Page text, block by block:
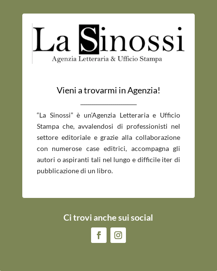
Vieni a trovarmi in Agenzia!
“La Sinossi” è un’Agenzia Letteraria e Ufficio
Stampa che, avvalendosi di professionisti nel
settore editoriale e grazie alla collaborazione
con numerose case editrici, accompagna gli
autori o aspiranti tali nel lungo e difficile iter di
pubblicazione di un libro.
Ci trovi anche sui social